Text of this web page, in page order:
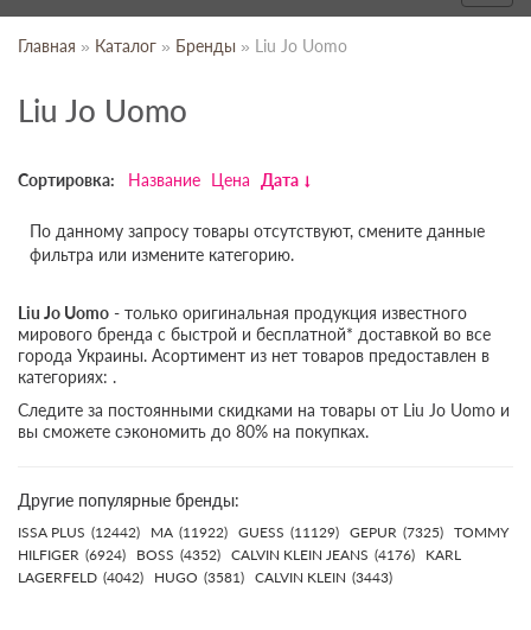
Главная » Каталог » Бренды » Liu Jo Uomo
Liu Jo Uomo
Сортировка: Название Цена Дата
По данному запросу товары отсутствуют, смените данные
фильтра или измените категорию.
Liu Jo Uomo - только оригинальная продукция известного
мирового бренда с быстрой и бесплатной* доставкой во все
города Украины. Асортимент из нет товаров предоставлен в
категориях: .
Следите за постоянными скидками на товары от Liu Jo Uomo и
вы сможете сэкономить до 80% на покупках.
Другие популярные бренды:
ISSA PLUS (12442) MA (11922) GUESS (11129) GEPUR (7325) TOMMY
HILFIGER (6924) BOSS (4352) CALVIN KLEIN JEANS (4176)
KARL
LAGERFELD (4042) HUGO (3581) CALVIN KLEIN (3443)